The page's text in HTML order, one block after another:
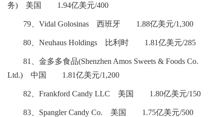
务) 美国 1.94亿美元/400
79、Vidal Golosinas 西班牙 1.88亿美元/1,300
80、Neuhaus Holdings 比利时 1.81亿美元/285
81、金多多食品(Shenzhen Amos Sweets & Foods Co.
Ltd.) 中国 1.81亿美元/1,200
82、Frankford Candy LLC 美国 1.80亿美元/150
83、Spangler Candy Co. 美国 1.75亿美元/500